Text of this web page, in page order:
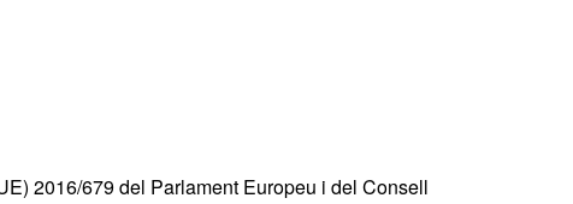
2016/679 del Parlament Europeu i del Consell